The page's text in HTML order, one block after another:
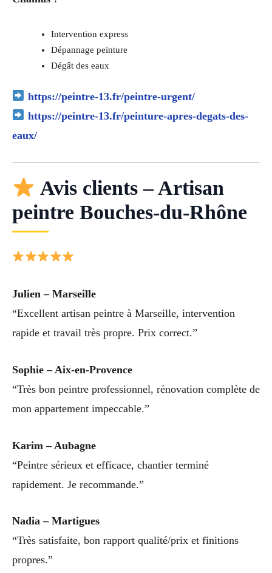
Intervention express
Dépannage peinture
Dégât des eaux
https://peintre-13.fr/peintre-urgent/
https://peintre-13.fr/peinture-apres-degats-des-
eaux/
Avis clients – Artisan
peintre Bouches-du-Rhône
Julien – Marseille
“Excellent artisan peintre à Marseille, intervention
rapide et travail très propre. Prix correct.”
Sophie – Aix-en-Provence
“Très bon peintre professionnel, rénovation complète de
mon appartement impeccable.”
Karim – Aubagne
“Peintre sérieux et efficace, chantier terminé
rapidement. Je recommande.”
Nadia – Martigues
“Très satisfaite, bon rapport qualité/prix et finitions
propres.”